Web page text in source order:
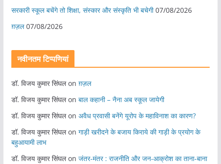
सरकारी स्कूल बचेंगे तो शिक्षा, संस्कार और संस्कृति भी बचेगी 07/08/2026
ग़ज़ल 07/08/2026
नवीनतम टिप्पणियां
डॉ. विजय कुमार सिंघलon ग़ज़ल
डॉ. विजय कुमार सिंघलon बाल कहानी – नैना अब स्कूल जायेगी
डॉ. विजय कुमार सिंघलon अवैध प्रवासी बनेंगे यूरोप के महाविनाश का कारण?
डॉ. विजय कुमार सिंघलon गाड़ी खरीदने के बजाय किराये की गाड़ी के प्रयोग के
बहुआयामी लाभ
डॉ. विजय कुमार सिंघलon जंतर-मंतर : राजनीति और जन-आक्रोश का ताना-बाना